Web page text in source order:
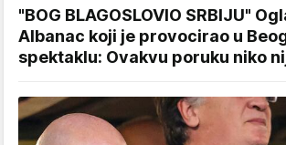
"BOG BLAGOSLOVIO SRBIJU"
Albanac koji je provocirao u
spektaklu: Ovakvu poruku niko